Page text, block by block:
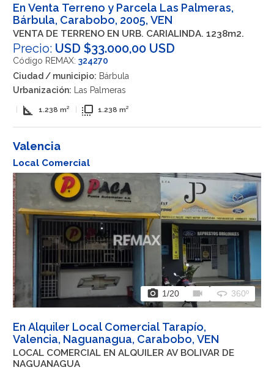
En Venta Terreno y Parcela Las Palmeras,
Bárbula, Carabobo, 2005, VEN
VENTA DE TERRENO EN URB. CARIALINDA. 1238m2.
Precio: USD $33.000,00 USD
Código REMAX: 324270
Ciudad / municipio: Bárbula
Urbanización: Las Palmeras
square_foot 1.238 m² flip_to_front 1.238 m²
Valencia
Local Comercial
photo_camera 1/20 videocam 360 360º
En Alquiler Local Comercial Tarapío,
Valencia, Naguanagua, Carabobo, VEN
LOCAL COMERCIAL EN ALQUILER AV BOLIVAR DE
NAGUANAGUA